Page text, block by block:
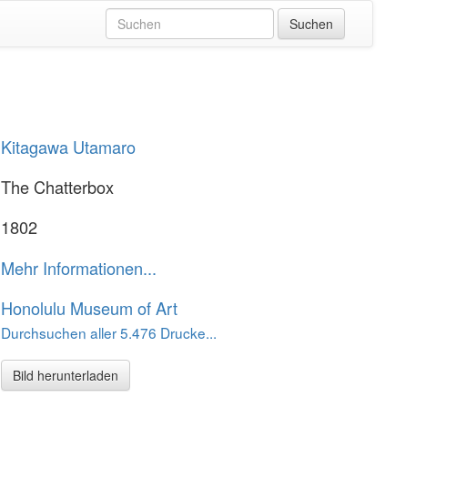
Kitagawa Utamaro
The Chatterbox
1802
Mehr Informationen...
Honolulu Museum of Art
Durchsuchen aller 5.476 Drucke...
Bild herunterladen